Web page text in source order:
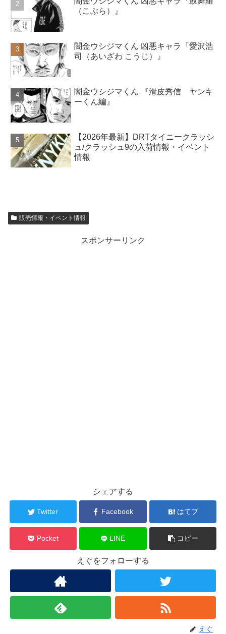
（こぶら）』
闇金ウシジマくん 凶悪キャラ『愛沢浩
司（あいざわ こうじ）』
闇金ウシジマくん 『滑皮秀信 ヤンキ
ーくん編』
【2026年最新】DRTタイニークラッシ
ュ/クラッシュ9の入荷情報・イベント
情報
販売情報・イベント情報
スポンサーリンク
シェアする
Twitter Facebook はてブ
Pocket LINE コピー
えぐをフォローする
えぐ